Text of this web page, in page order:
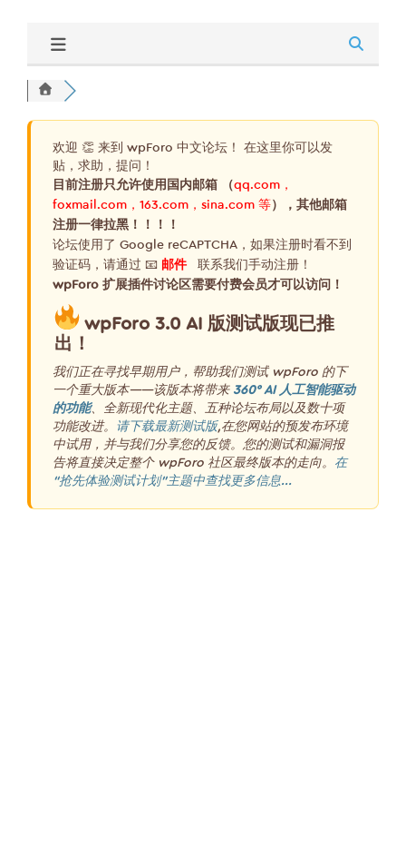
欢迎 👏 来到 wpForo 中文论坛！ 在这里你可以发
贴，求助，提问！
目前注册只允许使用国内邮箱 （qq.com，
foxmail.com，163.com，sina.com 等），其他邮箱
注册一律拉黑！！！！
论坛使用了 Google reCAPTCHA，如果注册时看不到
验证码，请通过 📧 邮件联系我们手动注册！
wpForo 扩展插件讨论区需要付费会员才可以访问！
wpForo 3.0 AI 版测试版现已推
出！
我们正在寻找早期用户，帮助我们测试 wpForo 的下
一个重大版本——该版本将带来 360° AI 人工智能驱动
的功能、全新现代化主题、五种论坛布局以及数十项
功能改进。 请下载最新测试版,在您网站的预发布环境
中试用，并与我们分享您的反馈。您的测试和漏洞报
告将直接决定整个 wpForo 社区最终版本的走向。 在
“抢先体验测试计划”主题中查找更多信息...